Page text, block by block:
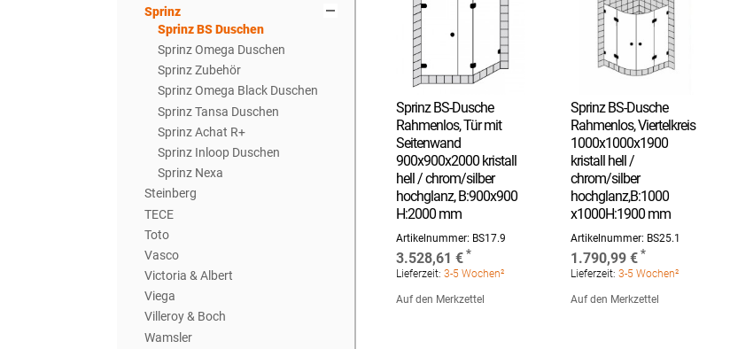
Sprinz
Sprinz BS Duschen
Sprinz Omega Duschen
Sprinz Zubehör
Sprinz Omega Black Duschen
Sprinz Tansa Duschen
Sprinz Achat R+
Sprinz Inloop Duschen
Sprinz Nexa
Steinberg
TECE
Toto
Vasco
Victoria & Albert
Viega
Villeroy & Boch
Wamsler
Sprinz BS-Dusche
Rahmenlos, Tür mit
Seitenwand
900x900x2000 kristall
hell / chrom/silber
hochglanz, B:900x900
H:2000 mm
Artikelnummer: BS17.9
3.528,61 €
Lieferzeit: 3-5 Wochen²
Auf den Merkzettel
Sprinz BS-Dusche
Rahmenlos, Viertelkreis
1000x1000x1900
kristall hell /
chrom/silber
hochglanz,B:1000
x1000H:1900 mm
Artikelnummer: BS25.1
1.790,99 €
Lieferzeit: 3-5 Wochen²
Auf den Merkzettel